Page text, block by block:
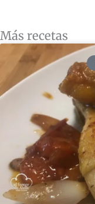
Más recetas